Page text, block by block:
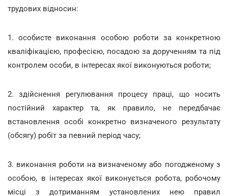
трудових відносин:
1. особисте виконання особою роботи за конкретною
кваліфікацією, професією, посадою за дорученням та під
контролем особи, в інтересах якої виконуються роботи;
2. здійснення регулювання процесу праці, що носить
постійний характер та, як правило, не передбачає
встановлення особі конкретно визначеного результату
(обсягу) робіт за певний період часу;
3. виконання роботи на визначеному або погодженому з
особою, в інтересах якої виконується робота, робочому
місці з дотриманням установлених нею правил